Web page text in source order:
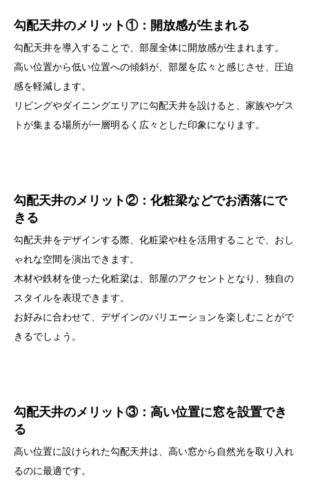
勾配天井のメリット①：開放感が生まれる
勾配天井を導入することで、部屋全体に開放感が生まれます。
高い位置から低い位置への傾斜が、部屋を広々と感じさせ、圧迫
感を軽減します。
リビングやダイニングエリアに勾配天井を設けると、家族やゲス
トが集まる場所が一層明るく広々とした印象になります。
勾配天井のメリット②：化粧梁などでお洒落にで
きる
勾配天井をデザインする際、化粧梁や柱を活用することで、おし
ゃれな空間を演出できます。
木材や鉄材を使った化粧梁は、部屋のアクセントとなり、独自の
スタイルを表現できます。
お好みに合わせて、デザインのバリエーションを楽しむことがで
きるでしょう。
勾配天井のメリット③：高い位置に窓を設置でき
る
高い位置に設けられた勾配天井は、高い窓から自然光を取り入れ
るのに最適です。